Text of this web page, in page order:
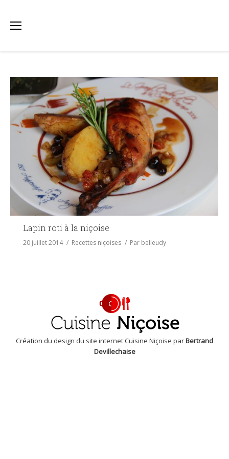
Lapin roti à la niçoise
20 juillet 2014 Recettes niçoises Par belleudy
Création du design du site internet Cuisine Niçoise parBertrand
Devillechaise